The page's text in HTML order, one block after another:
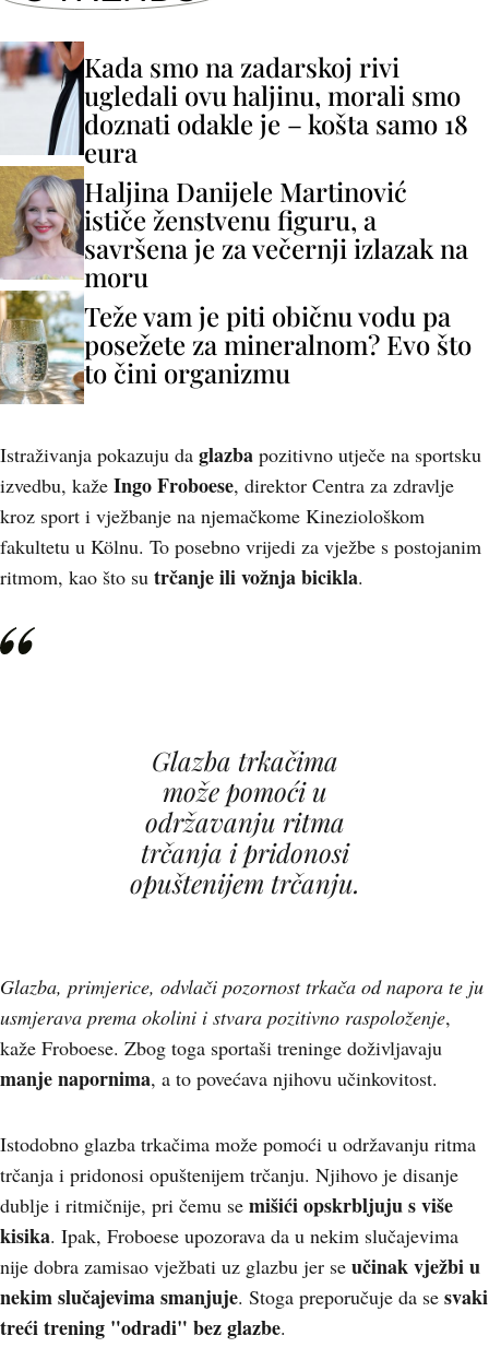
Kada smo na zadarskoj rivi
ugledali ovu haljinu, morali smo
doznati odakle je – košta samo 18
eura
Haljina Danijele Martinović
ističe ženstvenu figuru, a
savršena je za večernji izlazak na
moru
Teže vam je piti običnu vodu pa
posežete za mineralnom? Evo što
to čini organizmu
Istraživanja pokazuju da glazba pozitivno utječe na sportsku
izvedbu, kaže Ingo Froboese, direktor Centra za zdravlje
kroz sport i vježbanje na njemačkome Kineziološkom
fakultetu u Kölnu. To posebno vrijedi za vježbe s postojanim
ritmom, kao što su trčanje ili vožnja bicikla.
Glazba trkačima
može pomoći u
održavanju ritma
trčanja i pridonosi
opuštenijem trčanju.
Glazba, primjerice, odvlači pozornost trkača od napora te ju
usmjerava prema okolini i stvara pozitivno raspoloženje,
kaže Froboese. Zbog toga sportaši treninge doživljavaju
manje napornima, a to povećava njihovu učinkovitost.
Istodobno glazba trkačima može pomoći u održavanju ritma
trčanja i pridonosi opuštenijem trčanju. Njihovo je disanje
dublje i ritmičnije, pri čemu se mišići opskrbljuju s više
kisika. Ipak, Froboese upozorava da u nekim slučajevima
nije dobra zamisao vježbati uz glazbu jer se učinak vježbi u
nekim slučajevima smanjuje. Stoga preporučuje da se svaki
treći trening "odradi" bez glazbe.